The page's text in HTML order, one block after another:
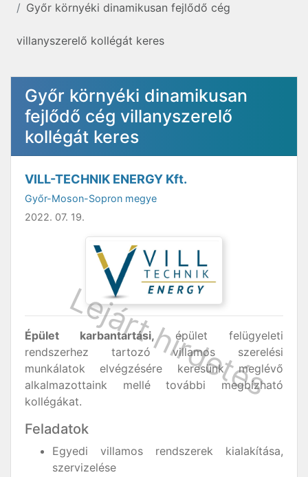
Győr környéki dinamikusan fejlődő cég
villanyszerelő kollégát keres
Győr környéki dinamikusan
fejlődő cég villanyszerelő
kollégát keres
VILL-TECHNIK ENERGY Kft.
Győr-Moson-Sopron megye
2022. 07. 19.
Épület karbantartási, épület felügyeleti
rendszerhez tartozó villamos szerelési
munkálatok elvégzésére keresünk meglévő
alkalmazottaink mellé további megbízható
kollégákat.
Feladatok
Egyedi villamos rendszerek kialakítása,
szervizelése